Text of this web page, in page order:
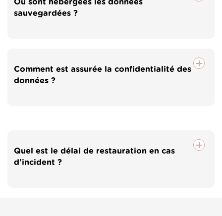
Où sont hébergées les données
sauvegardées ?
Comment est assurée la confidentialité des
données ?
Quel est le délai de restauration en cas
d'incident ?